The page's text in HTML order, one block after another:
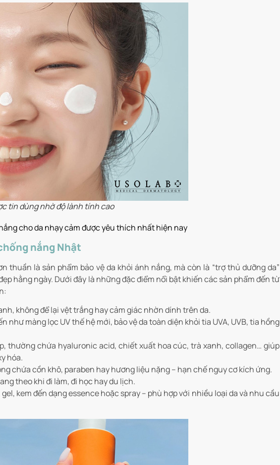
tin dùng nhờ độ lành tính cao
cho da nhạy cảm được yêu thích nhất hiện nay
nắng Nhật
thuần là sản phẩm bảo vệ da khỏi ánh nắng, mà còn là “trợ thủ dưỡng da”
hằng ngày. Dưới đây là những đặc điểm nổi bật khiến các sản phẩm đến từ
không để lại vệt trắng hay cảm giác nhờn dính trên da.
như màng lọc UV thế hệ mới, bảo vệ da toàn diện khỏi tia UVA, UVB, tia hồng
thường chứa hyaluronic acid, chiết xuất hoa cúc, trà xanh, collagen… giúp
hóa.
chứa cồn khô, paraben hay hương liệu nặng – hạn chế nguy cơ kích ứng.
theo khi đi làm, đi học hay du lịch.
kem đến dạng essence hoặc spray – phù hợp với nhiều loại da và nhu cầu